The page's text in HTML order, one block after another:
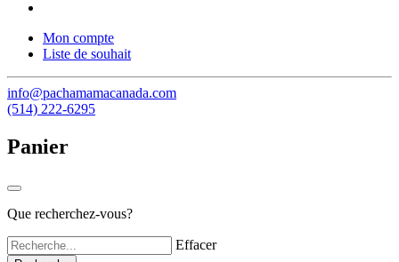
Mon compte
Liste de souhait
info@pachamamacanada.com
(514) 222-6295
Panier
Que recherchez-vous?
Effacer